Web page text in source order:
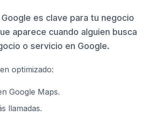
es clave para tu negocio
aparece cuando alguien busca
o servicio en Google.
optimizado:
Google Maps.
llamadas.